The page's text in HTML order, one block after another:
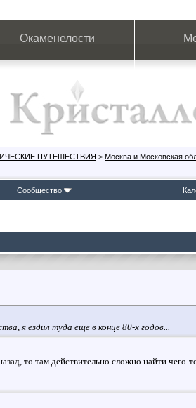
Окаменелости
ПУТЕШЕСТВИЯ > Москва и Московская
Сообщество
я ездил туда еще в конце 80-х годов...
то там действительно сложно найти чего-